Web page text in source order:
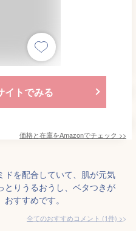
イトでみる
価格と在庫をAmazonでチェック >>
ドを配合していて、肌が元気
とりうるおうし、ベタつきが
すすめです。
全てのおすすめコメント (1件) >